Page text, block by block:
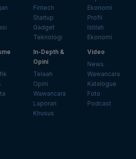
Fintech
Startup
Gadget
Teknologi
Ekonomi
Profil
Istilah
Ekonomi
In-Depth &
Opini
Telaah
Opini
Wawancara
Laporan
Khusus
Video
News
Wawancara
Katalogue
Foto
Podcast